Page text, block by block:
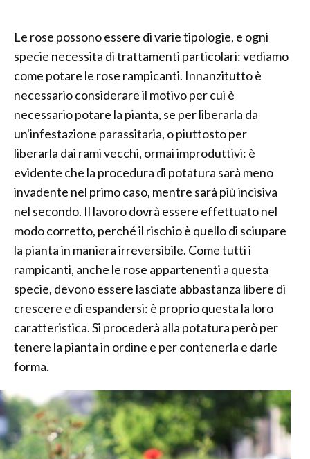
Le rose possono essere di varie tipologie, e ogni
specie necessita di trattamenti particolari: vediamo
come potare le rose rampicanti. Innanzitutto è
necessario considerare il motivo per cui è
necessario potare la pianta, se per liberarla da
un'infestazione parassitaria, o piuttosto per
liberarla dai rami vecchi, ormai improduttivi: è
evidente che la procedura di potatura sarà meno
invadente nel primo caso, mentre sarà più incisiva
nel secondo. Il lavoro dovrà essere effettuato nel
modo corretto, perché il rischio è quello di sciupare
la pianta in maniera irreversibile. Come tutti i
rampicanti, anche le rose appartenenti a questa
specie, devono essere lasciate abbastanza libere di
crescere e di espandersi: è proprio questa la loro
caratteristica. Si procederà alla potatura però per
tenere la pianta in ordine e per contenerla e darle
forma.